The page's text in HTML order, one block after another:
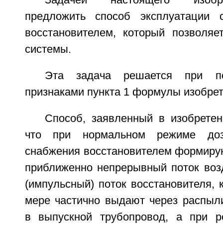
предложить способ эксплуатации
восстановителем, который
системы.
Эта задача решается при
признаками пункта 1 формулы
Способ, заявленный в
что при нормальном режиме
снабжения восстановителем
приближенно непрерывный поток
(импульсный) поток
мере частично выдают через
в выпускной трубопровод, а при